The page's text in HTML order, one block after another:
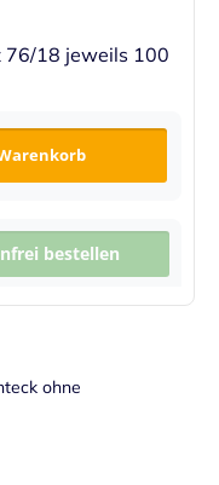
bestellen
76/18 jeweils 100
ohne